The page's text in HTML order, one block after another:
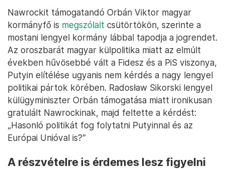
Nawrockit támogatandó Orbán Viktor magyar
kormányfő is megszólalt csütörtökön, szerinte a
mostani lengyel kormány lábbal tapodja a jogrendet.
Az oroszbarát magyar külpolitika miatt az elmúlt
években hűvösebbé vált a Fidesz és a PiS viszonya,
Putyin elítélése ugyanis nem kérdés a nagy lengyel
politikai pártok körében. Radosław Sikorski lengyel
külügyminiszter Orbán támogatása miatt ironikusan
gratulált Nawrockinak, majd feltette a kérdést:
„Hasonló politikát fog folytatni Putyinnal és az
Európai Unióval is?”
A részvételre is érdemes lesz figyelni